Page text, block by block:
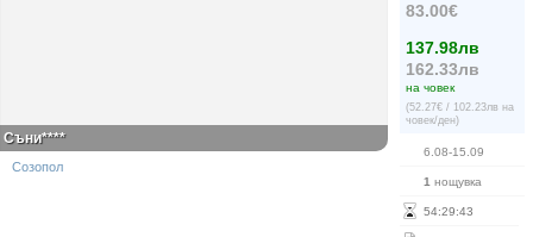
83.00€
137.98лв
162.33лв
на човек
(52.27€ / 102.23лв на
човек/ден)
6.08-15.09
1 нощувка
54:29:42
Съни****
Созопол